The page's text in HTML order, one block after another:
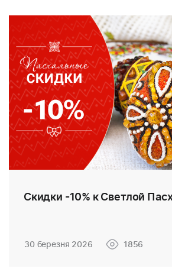
Скидки -10% к Светлой
30 березня 2026 1856